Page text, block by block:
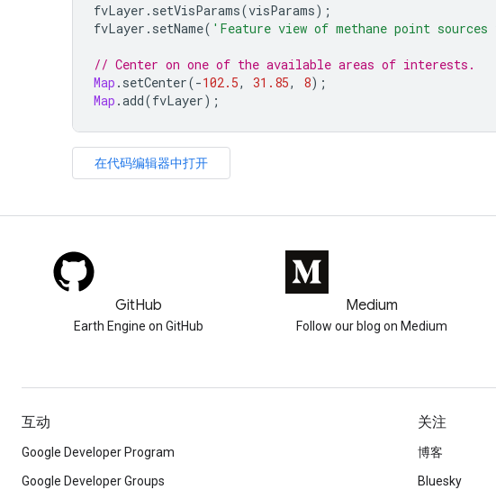
fvLayer . setVisParams(visParams);
fvLayer . setName( 'Feature view of methane point
// Center on one of the available areas of interests.
Map . setCenter(-102.5, 31.85, 8);
Map .add(fvLayer);
在代码编辑器中打开
GitHub
Earth Engine on GitHub
Medium
Follow our blog on Medium
互动
Google Developer Program
Google Developer Groups
关注
博客
Bluesky